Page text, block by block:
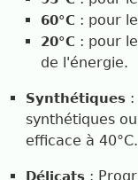
60°C : pour
20°C : pour
de l'énergie.
Synthétiques :
synthétiques
efficace à 40°C.
Délicats :